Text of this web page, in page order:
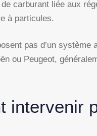
carburant liée aux
à particules.
pas d’un
ou Peugeot,
intervenir